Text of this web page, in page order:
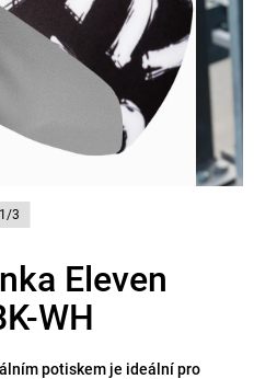
1/3
Eleven
WH
potiskem je ideální pro